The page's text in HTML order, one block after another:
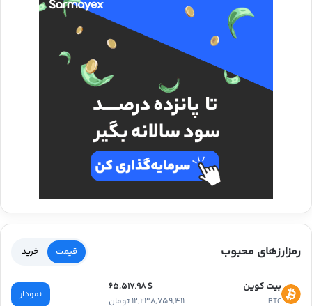
رمزارزهای محبوب قیمت خرید
بیت کوین
BTC
$ 65,517.98
12,238,759,411 تومان
نمودار